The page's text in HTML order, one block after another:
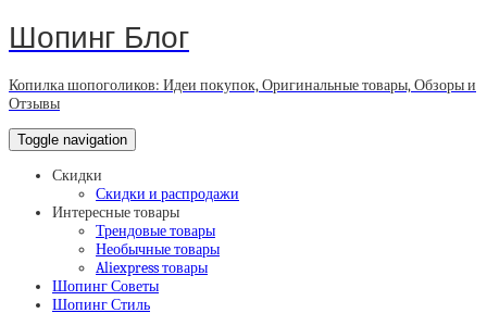
Шопинг Блог
Копилка шопоголиков: Идеи покупок, Оригинальные товары, Обзоры и
Отзывы
Toggle navigation
Скидки
Скидки и распродажи
Интересные товары
Трендовые товары
Необычные товары
Aliexpress товары
Шопинг Советы
Шопинг Стиль